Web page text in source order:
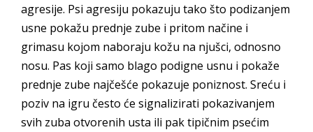
agresije. Psi agresiju pokazuju tako što podizanjem
usne pokažu prednje zube i pritom načine i
grimasu kojom naboraju kožu na njušci, odnosno
nosu. Pas koji samo blago podigne usnu i pokaže
prednje zube najčešće pokazuje poniznost. Sreću i
poziv na igru često će signalizirati pokazivanjem
svih zuba otvorenih usta ili pak tipičnim psećim